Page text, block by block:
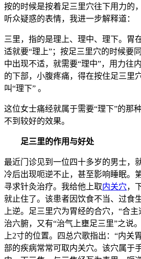
按的时候是按着足三里穴往下用力的
听众疑惑的表情，我进一步解释道：
三里，指的是理上、理中、理下。胃
适就要“理上”；按足三里穴的时候要
中出现不适，就需要“理中”，用力往
的下部，小腹疼痛，得在按住足三里
叫“理下” 。
这位女士痛经就属于需要“理下”的那
不到较好的效果。
足三里的作用与好处
最近门诊见到一位四十多岁的男士，
冷后出现呃逆不止，甚至影响睡眠。
寻求针灸治疗。我给他上取内关穴，
就止住了。该患者因饮食不当、过食
上逆。足三里穴为胃经的合穴，“合
治六腑，又有“治气上壅足三里”之说
上2寸的位置。四总穴歌指出：“内关
部的疾病常常可取内关穴。该穴属于